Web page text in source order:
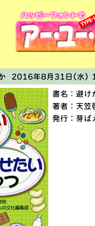
2016年8月31日(水)
書名：避け
著者：天
発行：芽ば